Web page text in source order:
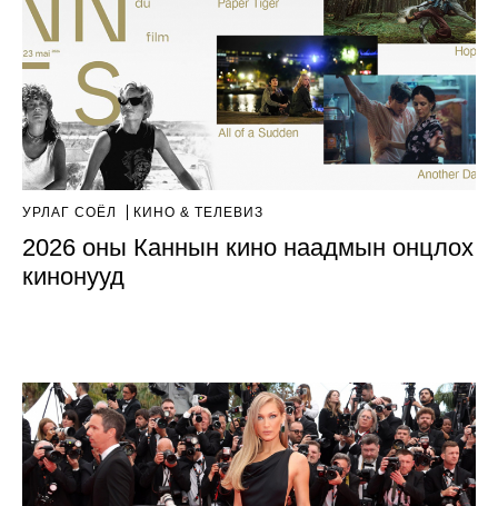
УРЛАГ СОЁЛ КИНО & ТЕЛЕВИЗ
2026 оны Каннын кино наадмын онцлох
кинонууд